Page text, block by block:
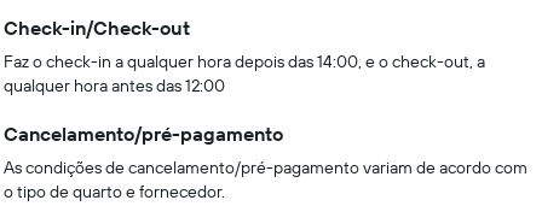
Check-in/Check-out
Faz o check-in a qualquer hora depois das 14:00, e o check-out, a
qualquer hora antes das 12:00
Cancelamento/pré-pagamento
As condições de cancelamento/pré-pagamento variam de acordo com
o tipo de quarto e fornecedor.